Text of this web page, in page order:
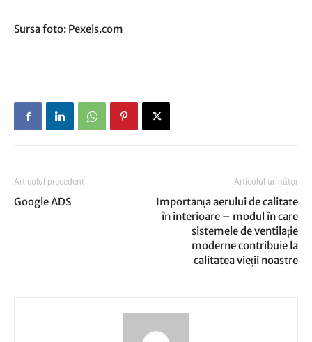
Sursa foto: Pexels.com
Articolul precedent
Google ADS
Articolul următor
Importanța aerului de calitate
în interioare – modul în care
sistemele de ventilație
moderne contribuie la
calitatea vieții noastre